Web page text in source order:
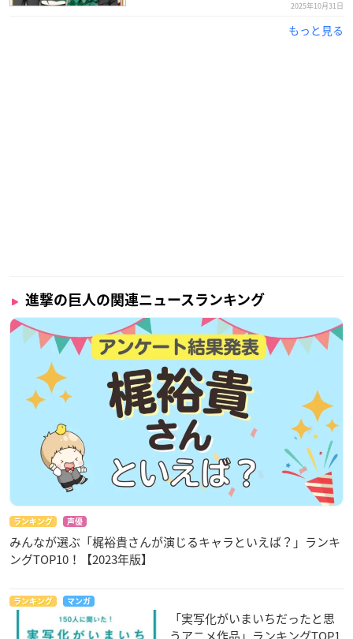
2025年10月31日
もっと見る
進撃の巨人の関連ニュースランキング
ランキング 声優
みんなが選ぶ「梶裕貴さんが演じるキャラといえば？」ランキ
ングTOP10！【2023年版】
ランキング マンガ
「実写化がいまいちだったと思